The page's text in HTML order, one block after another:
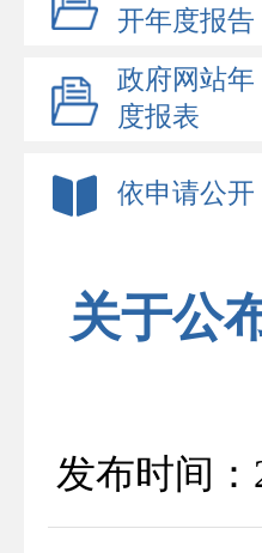
开年度报告
政府网站年
度报表
依申请公开
关于公
发布时间